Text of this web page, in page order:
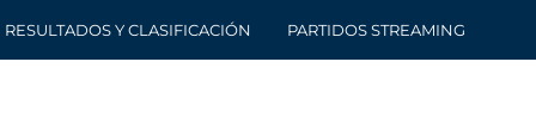
RESULTADOS Y CLASIFICACIÓN PARTIDOS STREAMING